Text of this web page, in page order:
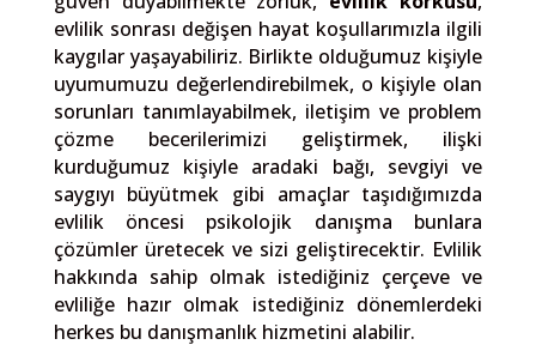
evlilik sonrası değişen hayat koşullarımızla ilgili
kaygılar yaşayabiliriz. Birlikte olduğumuz kişiyle
uyumumuzu değerlendirebilmek, o kişiyle olan
sorunları tanımlayabilmek, iletişim ve problem
çözme becerilerimizi geliştirmek, ilişki
kurduğumuz kişiyle aradaki bağı, sevgiyi ve
saygıyı büyütmek gibi amaçlar taşıdığımızda
evlilik öncesi psikolojik danışma bunlara
çözümler üretecek ve sizi geliştirecektir. Evlilik
hakkında sahip olmak istediğiniz çerçeve ve
evliliğe hazır olmak istediğiniz dönemlerdeki
herkes bu danışmanlık hizmetini alabilir.